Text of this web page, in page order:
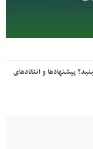
پیشنهادها و انتقادهای